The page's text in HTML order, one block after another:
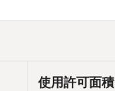
使用許可面積